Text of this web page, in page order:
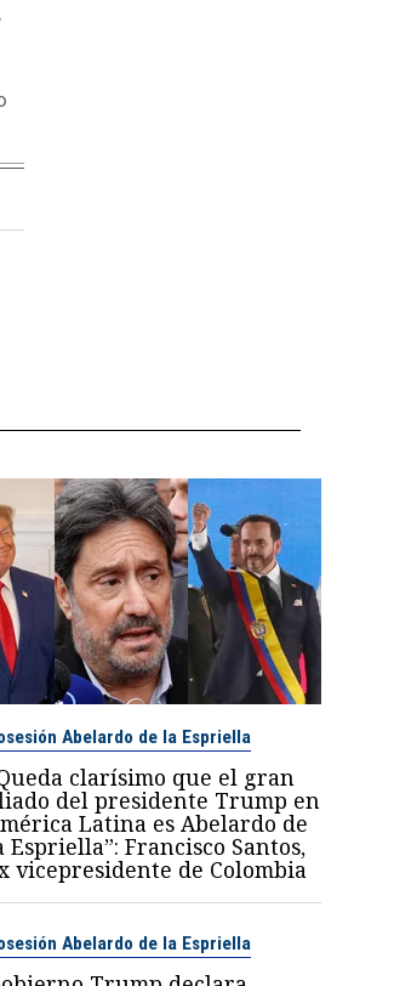
Abelardo de la Espriella
clarísimo que el gran
del presidente Trump en
Latina es Abelardo de
Espriella”: Francisco Santos,
vicepresidente de Colombia
Abelardo de la Espriella